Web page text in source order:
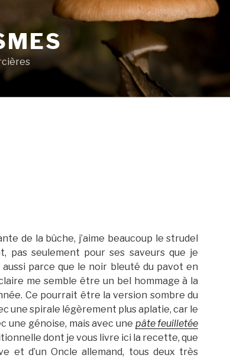
de la bûche, j’aime beaucoup le strudel
pas seulement pour ses saveurs que je
parce que le noir bleuté du pavot en
me semble être un bel hommage à la
Ce pourrait être la version sombre du
une spirale légèrement plus aplatie, car le
une génoise, mais avec une pâte feuilletée
dont je vous livre ici la recette, que
et d’un Oncle allemand, tous deux très